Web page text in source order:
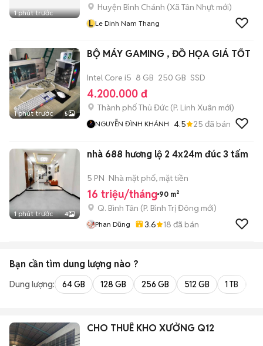
1 phút trước
Huyện Bình Chánh (Xã Tân Nhựt mới)
L Le Dinh Nam Thang
1 phút trước 5
BỘ MÁY GAMING , ĐỒ HỌA GIÁ TỐT
Intel Core i5 8 GB 250 GB SSD
4.200.000 đ
Thành phố Thủ Đức (P. Linh Xuân mới)
NGUYỄN ĐÌNH KHÁNH 4.5 25 đã bán
1 phút trước 4
nhà 688 hương lộ 2 4x24m đúc 3 tấm
5 PN Nhà mặt phố, mặt tiền
16 triệu/tháng 90 m²
Q. Bình Tân (P. Bình Trị Đông mới)
Phan Dũng 3.6 18 đã bán
Bạn cần tìm dung lượng nào ?
Dung lượng: 64 GB 128 GB 256 GB 512 GB 1 TB
CHO THUÊ KHO XƯỞNG Q12